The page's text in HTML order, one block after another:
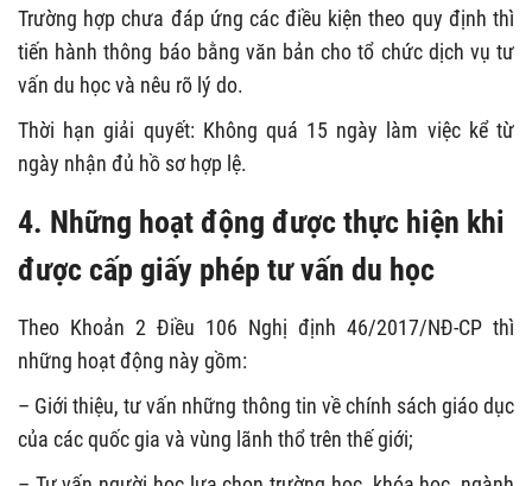
Trường hợp chưa đáp ứng các điều kiện theo quy định thì
tiến hành thông báo bằng văn bản cho tổ chức dịch vụ tư
vấn du học và nêu rõ lý do.
Thời hạn giải quyết: Không quá 15 ngày làm việc kể từ
ngày nhận đủ hồ sơ hợp lệ.
4. Những hoạt động được thực hiện khi
được cấp giấy phép tư vấn du học
Theo Khoản 2 Điều 106 Nghị định 46/2017/NĐ-CP thì
những hoạt động này gồm:
– Giới thiệu, tư vấn những thông tin về chính sách giáo dục
của các quốc gia và vùng lãnh thổ trên thế giới;